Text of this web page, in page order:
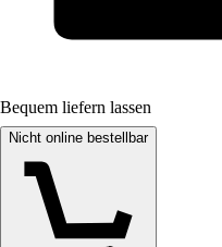
Bequem liefern lassen
Nicht online bestellbar